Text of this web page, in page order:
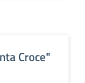
Croce"